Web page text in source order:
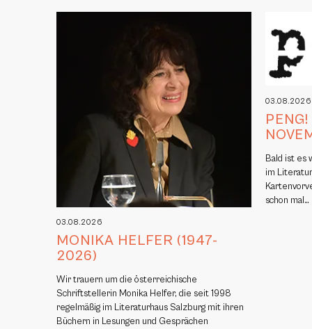
03.08.2026
MONIKA HELFER (1947-
2026)
Wir trauern um die österreichische
Schriftstellerin Monika Helfer, die seit 1998
regelmäßig im Literaturhaus Salzburg mit ihren
Büchern in Lesungen und Gesprächen
03.08.2026
Bald ist es
im
schon mal…